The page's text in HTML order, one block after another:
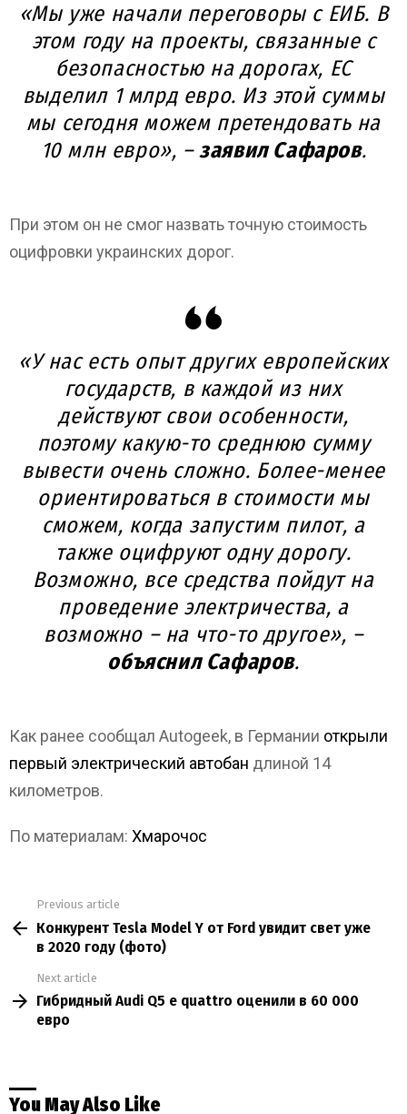
«Мы уже начали переговоры с ЕИБ. В
этом году на проекты, связанные с
безопасностью на дорогах, ЕС
выделил 1 млрд евро. Из этой суммы
мы сегодня можем претендовать на
10 млн евро», –заявил Сафаров.
При этом он не смог назвать точную стоимость
оцифровки украинских дорог.
«У нас есть опыт других европейских
государств, в каждой из них
действуют свои особенности,
поэтому какую-то среднюю сумму
вывести очень сложно. Более-менее
ориентироваться в стоимости мы
сможем, когда запустим пилот, а
также оцифруют одну дорогу.
Возможно, все средства пойдут на
проведение электричества, а
возможно – на что-то другое», –
объяснил Сафаров.
Как ранее сообщал Autogeek, в Германии открыли
первый электрический автобан длиной 14
километров.
По материалам: Хмарочос
more
Previous article
Конкурент Tesla Model Y от Ford увидит свет уже
в 2020 году (фото)
Next article
Гибридный Audi Q5 e quattro оценили в 60 000
евро
You May Also Like